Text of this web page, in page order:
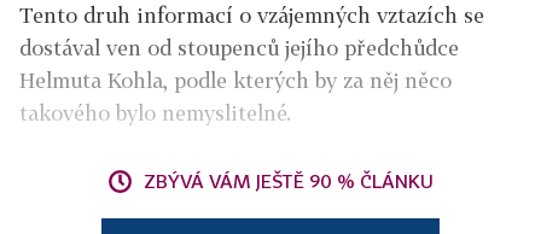
Tento druh informací o vzájemných vztazích se
dostával ven od stoupenců jejího předchůdce
Helmuta Kohla, podle kterých by za něj něco
takového bylo nemyslitelné.
ZBÝVÁ VÁM JEŠTĚ 90 % ČLÁNKU